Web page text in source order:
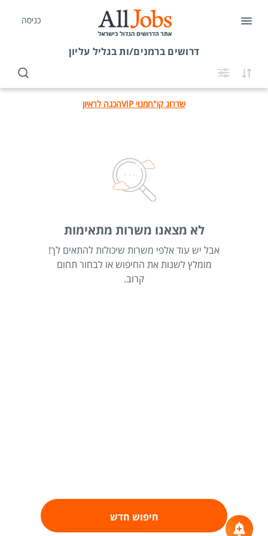
כניסה
דרושים ברמנים/ות בגליל עליון
שדרוג קו"חמנוי VIP הכנה לראיון
לא מצאנו משרות מתאימות
אבל יש עוד אלפי משרות שיכולות להתאים לך!
מומלץ לשנות את החיפוש או לבחור תחום
קרוב.
חיפוש חדש